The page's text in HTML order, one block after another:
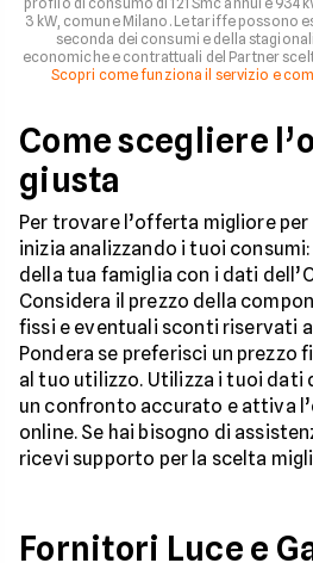
3 kW, comune Milano. Le tariffe possono
seconda dei consumi e della
economiche e contrattuali del Partner
Scopri come funziona il servizio e
Come scegliere
giusta
Per trovare l’offerta migliore per
inizia analizzando i tuoi
della tua famiglia con i dati
Considera il prezzo della
fissi e eventuali sconti riservati
Pondera se preferisci un prezzo
al tuo utilizzo. Utilizza i tuoi dati
un confronto accurato e attiva
online. Se hai bisogno di
ricevi supporto per la scelta
Fornitori Luce e